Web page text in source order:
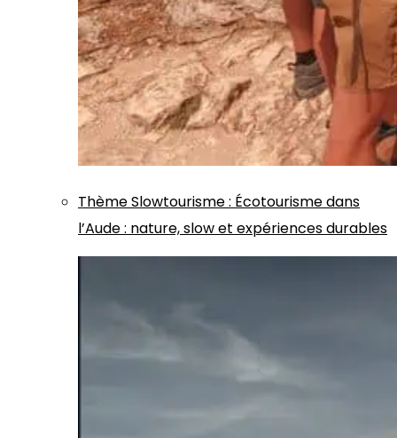
ThèmeSlowtourisme: Écotourisme dans
l’Aude : nature, slow et expériences durables